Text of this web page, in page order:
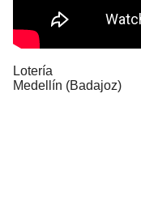
Lotería
Medellín (Badajoz)